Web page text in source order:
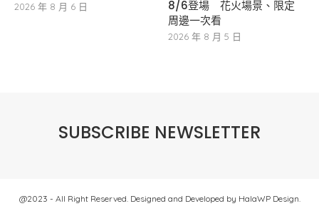
2026 年 8 月 6 日
8/6登場 花火場景、限定
周邊一次看
2026 年 8 月 5 日
SUBSCRIBE NEWSLETTER
@2023 - All Right Reserved. Designed and Developed by HalaWP Design.